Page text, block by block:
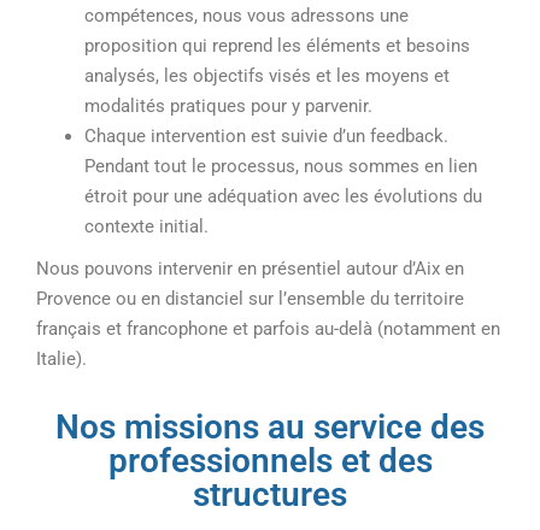
compétences, nous vous adressons une
proposition qui reprend les éléments et besoins
analysés, les objectifs visés et les moyens et
modalités pratiques pour y parvenir.
Chaque intervention est suivie d’un feedback.
Pendant tout le processus, nous sommes en lien
étroit pour une adéquation avec les évolutions du
contexte initial.
Nous pouvons intervenir en présentiel autour d’Aix en
Provence ou en distanciel sur l’ensemble du territoire
français et francophone et parfois au-delà (notamment en
Italie).
Nos missions au service des
professionnels et des
structures